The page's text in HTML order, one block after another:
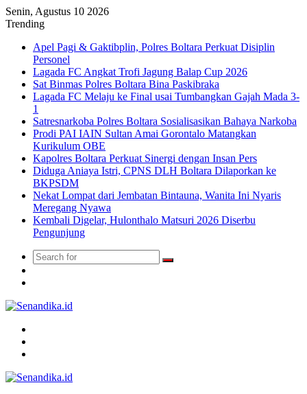
Senin, Agustus 10 2026
Trending
Apel Pagi & Gaktibplin, Polres Boltara Perkuat Disiplin
Personel
Lagada FC Angkat Trofi Jagung Balap Cup 2026
Sat Binmas Polres Boltara Bina Paskibraka
Lagada FC Melaju ke Final usai Tumbangkan Gajah Mada 3-
1
Satresnarkoba Polres Boltara Sosialisasikan Bahaya Narkoba
Prodi PAI IAIN Sultan Amai Gorontalo Matangkan
Kurikulum OBE
Kapolres Boltara Perkuat Sinergi dengan Insan Pers
Diduga Aniaya Istri, CPNS DLH Boltara Dilaporkan ke
BKPSDM
Nekat Lompat dari Jembatan Bintauna, Wanita Ini Nyaris
Meregang Nyawa
Kembali Digelar, Hulonthalo Matsuri 2026 Diserbu
Pengunjung
Search